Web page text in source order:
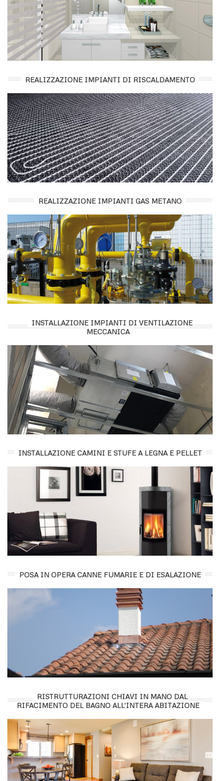
REALIZZAZIONE IMPIANTI DI RISCALDAMENTO
REALIZZAZIONE IMPIANTI GAS METANO
INSTALLAZIONE IMPIANTI DI VENTILAZIONE
MECCANICA
INSTALLAZIONE CAMINI E STUFE A LEGNA E PELLET
POSA IN OPERA CANNE FUMARIE E DI ESALAZIONE
RISTRUTTURAZIONI CHIAVI IN MANO DAL
RIFACIMENTO DEL BAGNO ALL’INTERA ABITAZIONE